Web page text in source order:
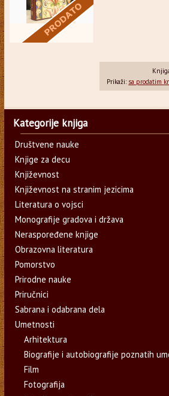
Prikaži: sa prodatim
Kategorije knjiga
Društvene nauke
Knjige za decu
Književnost
Književnost na stranim jezicima
Literatura o vojsci
Monografije gradova i država
Neraspoređene knjige
Obrazovna literatura
Pomorstvo
Prirodne nauke
Priručnici
Sabrana i odabrana dela
Umetnosti
Arhitektura
Biografije i autobiografije poznatih
Film
Fotografija